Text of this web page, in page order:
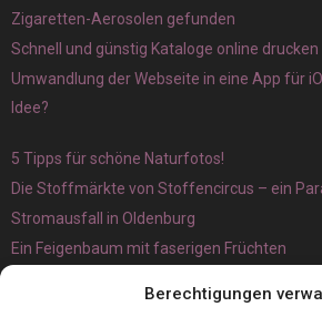
Berechtigungen
Zigaretten-Aerosolen gefunden
Schnell und günstig Kataloge online drucken
Umwandlung der Webseite in eine App für
Idee?
5 Tipps für schöne Naturfotos!
Die Stoffmärkte von Stoffencircus – ein
Stromausfall in Oldenburg
Ein Feigenbaum mit faserigen Früchten